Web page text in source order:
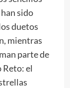
sido
duetos
mientras
parte de
Reto: el